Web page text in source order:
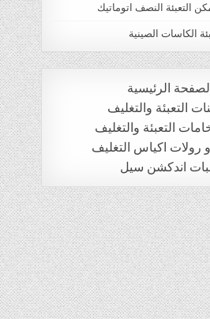
التعبئة النصف اتوماتيك
الكاسات الصينية
الصفحة الرئيسية
التعبئة والتغليف
التعبئة والتغليف
رولات اكياس التغليف
اندكشن سيل